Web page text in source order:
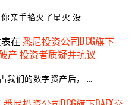
亲手掐灭了星火 ​没…
在 悉尼投资公司DCG旗下
产 投资者质疑并抗议
我们的数字资产后， …